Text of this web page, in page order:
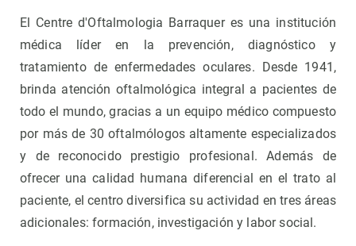
El Centre d'Oftalmologia Barraquer es una institución
médica líder en la prevención, diagnóstico y
tratamiento de enfermedades oculares. Desde 1941,
brinda atención oftalmológica integral a pacientes de
todo el mundo, gracias a un equipo médico compuesto
por más de 30 oftalmólogos altamente especializados
y de reconocido prestigio profesional. Además de
ofrecer una calidad humana diferencial en el trato al
paciente, el centro diversifica su actividad en tres áreas
adicionales: formación, investigación y labor social.